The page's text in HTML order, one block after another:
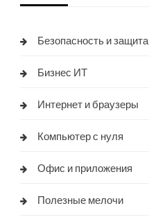
Безопасность и защита
Бизнес ИТ
Интернет и браузеры
Компьютер с нуля
Офис и приложения
Полезные мелочи